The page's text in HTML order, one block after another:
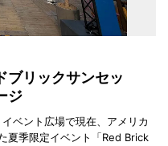
ブリックサンセッ
ジ
ベント広場で現在、アメリカ
夏季限定イベント「Red Brick